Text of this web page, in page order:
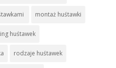
montaż huśtawki
huśtawek
rodzaje huśtawek